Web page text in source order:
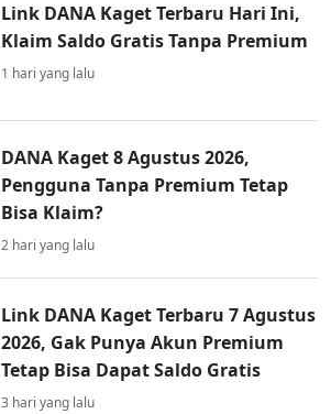
Link DANA Kaget Terbaru Hari Ini,
Klaim Saldo Gratis Tanpa Premium
1 hari yang lalu
DANA Kaget 8 Agustus 2026,
Pengguna Tanpa Premium Tetap
Bisa Klaim?
2 hari yang lalu
Link DANA Kaget Terbaru 7 Agustus
2026, Gak Punya Akun Premium
Tetap Bisa Dapat Saldo Gratis
3 hari yang lalu